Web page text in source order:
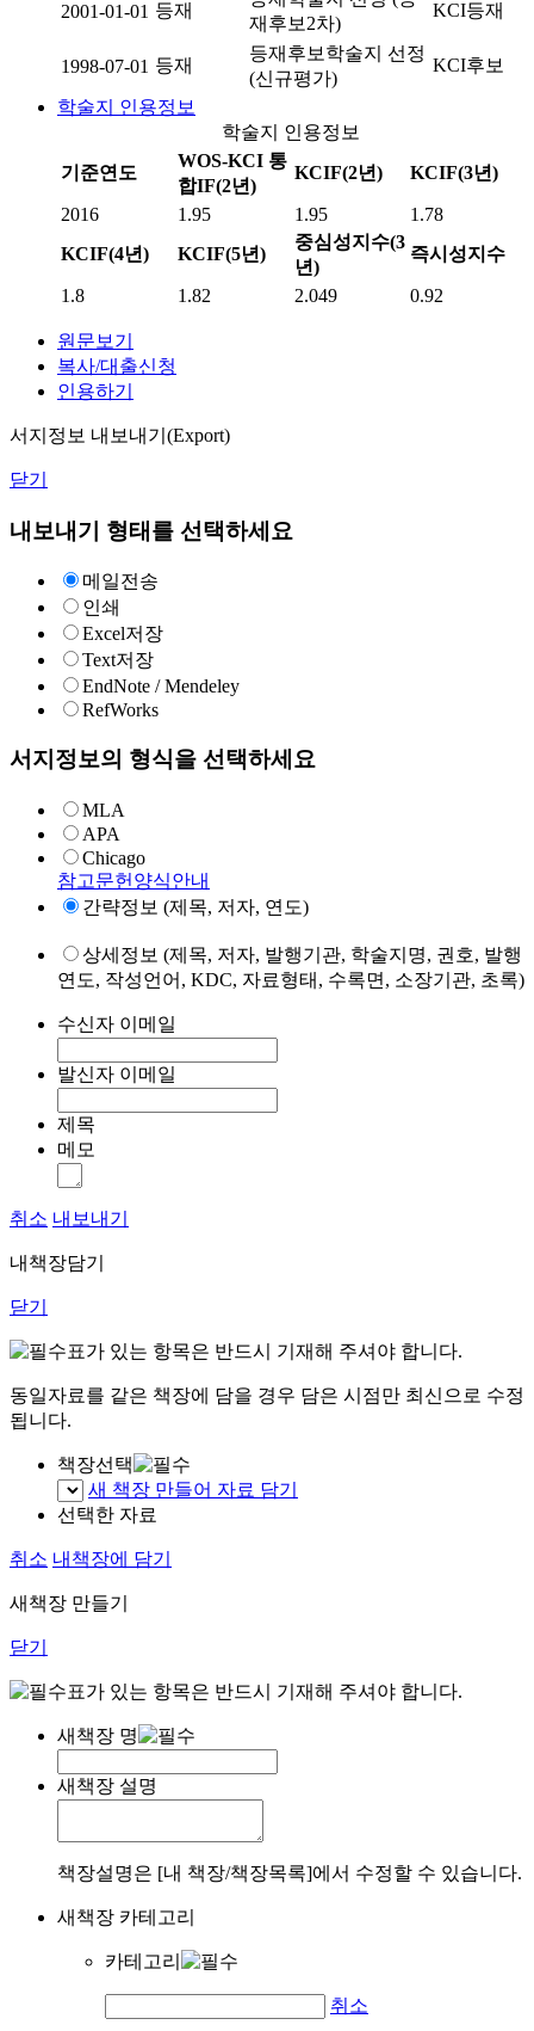
2001-01-01 등재
재후보2차)
KCI등재
1998-07-01 등재
등재후보학술지 선정
(신규평가)
KCI후보
학술지 인용정보
학술지 인용정보
기준연도
WOS-KCI 통
합IF(2년)
KCIF(2년) KCIF(3년)
2016 1.95 1.95
1.78
KCIF(4년)
KCIF(5년)
중심성지수(3
년)
즉시성지수
1.8 1.82 2.049 0.92
원문보기
복사/대출신청
인용하기
서지정보 내보내기(Export)
닫기
내보내기 형태를 선택하세요
메일전송
인쇄
Excel저장
Text저장
EndNote / Mendeley
RefWorks
서지정보의 형식을 선택하세요
MLA
APA
Chicago
참고문헌양식안내
간략정보 (제목, 저자, 연도)
상세정보 (제목, 저자, 발행기관, 학술지명, 권호, 발행
연도, 작성언어, KDC, 자료형태, 수록면, 소장기관, 초록)
수신자 이메일
발신자 이메일
제목
메모
취소 내보내기
내책장담기
닫기
표가 있는 항목은 반드시 기재해 주셔야 합니다.
동일자료를 같은 책장에 담을 경우 담은 시점만 최신으로 수정
됩니다.
책장선택
새 책장 만들어 자료 담기
선택한 자료
취소 내책장에 담기
새책장 만들기
닫기
표가 있는 항목은 반드시 기재해 주셔야 합니다.
새책장 명
새책장 설명
책장설명은 [내 책장/책장목록]에서 수정할 수 있습니다.
새책장 카테고리
카테고리
취소